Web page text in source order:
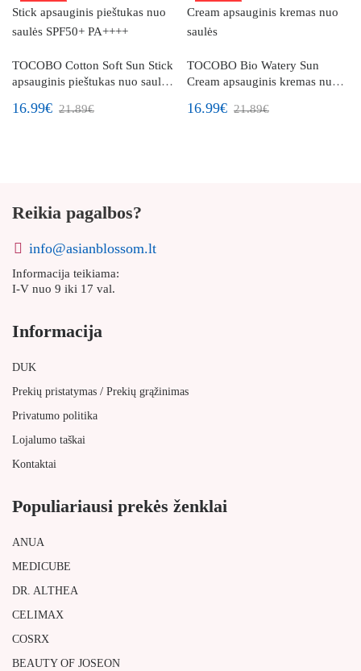
TOCOBO Cotton Soft Sun Stick
apsauginis pieštukas nuo saulės
16.99€ 21.89€
TOCOBO Bio Watery Sun
Cream apsauginis kremas nuo
16.99€ 21.89€
Reikia pagalbos?
info@asianblossom.lt
Informacija teikiama:
I-V nuo 9 iki 17 val.
Informacija
DUK
Prekių pristatymas / Prekių grąžinimas
Privatumo politika
Lojalumo taškai
Kontaktai
Populiariausi prekės ženklai
ANUA
MEDICUBE
DR. ALTHEA
CELIMAX
COSRX
BEAUTY OF JOSEON